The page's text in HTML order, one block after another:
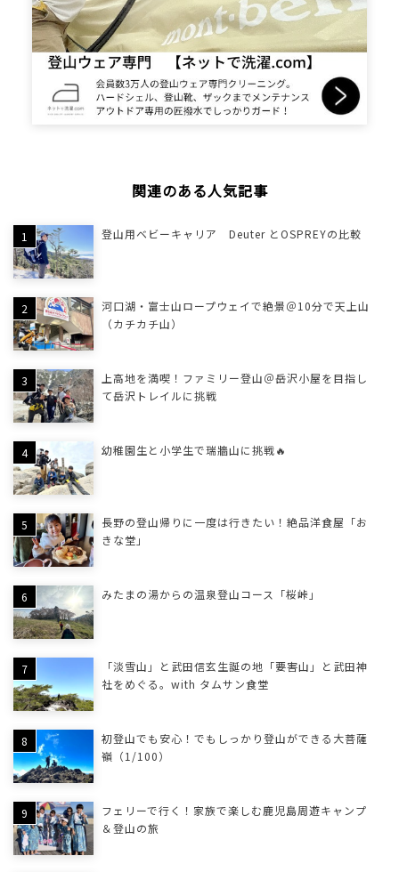
関連のある人気記事
登山用ベビーキャリア Deuter とOSPREYの比較
河口湖・富士山ロープウェイで絶景＠10分で天上山
（カチカチ山）
上高地を満喫！ファミリー登山＠岳沢小屋を目指し
て岳沢トレイルに挑戦
幼稚園生と小学生で瑞牆山に挑戦🔥
長野の登山帰りに一度は行きたい！絶品洋食屋「お
きな堂」
みたまの湯からの温泉登山コース「桜峠」
「淡雪山」と武田信玄生誕の地「要害山」と武田神
社をめぐる。with タムサン食堂
初登山でも安心！でもしっかり登山ができる大菩薩
嶺（1/100）
フェリーで行く！家族で楽しむ鹿児島周遊キャンプ
＆登山の旅